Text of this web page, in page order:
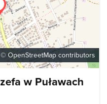
©OpenStreetMap contributors
w Puławach